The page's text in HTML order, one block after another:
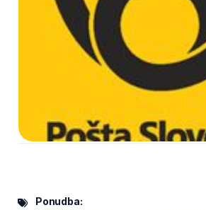
Ponudba: